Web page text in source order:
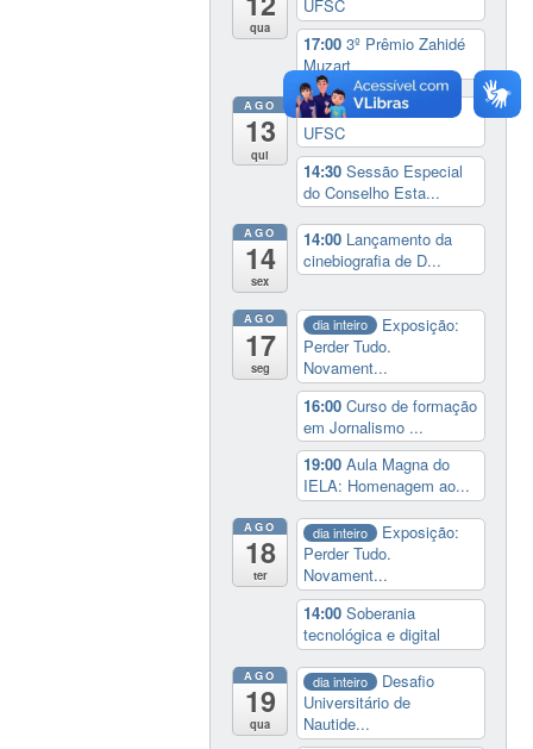
qua
UFSC
17:003º Prêmio Zahidé
Muzart
AGO
13
qui
9:00Feira do Livro da
UFSC
14:30Sessão Especial
do Conselho Esta...
AGO
14
sex
14:00 Lançamento da
cinebiografia de D...
AGO
17
seg
dia inteiro
Exposição:
Perder Tudo.
Novament...
16:00Curso de formação
em Jornalismo ...
19:00Aula Magna do
IELA: Homenagem ao...
AGO
18
ter
dia inteiro
Exposição:
Perder Tudo.
Novament...
14:00Soberania
tecnológica e digital
AGO
19
qua
dia inteiro
Desafio
Universitário de
Nautide...